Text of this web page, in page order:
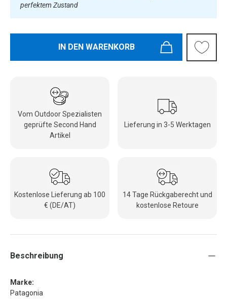
perfektem Zustand
IN DEN WARENKORB
Vom Outdoor Spezialisten
geprüfte Second Hand
Artikel
Lieferung in 3-5 Werktagen
Kostenlose Lieferung ab 100
€ (DE/AT)
14 Tage Rückgaberecht und
kostenlose Retoure
Beschreibung
Marke:
Patagonia